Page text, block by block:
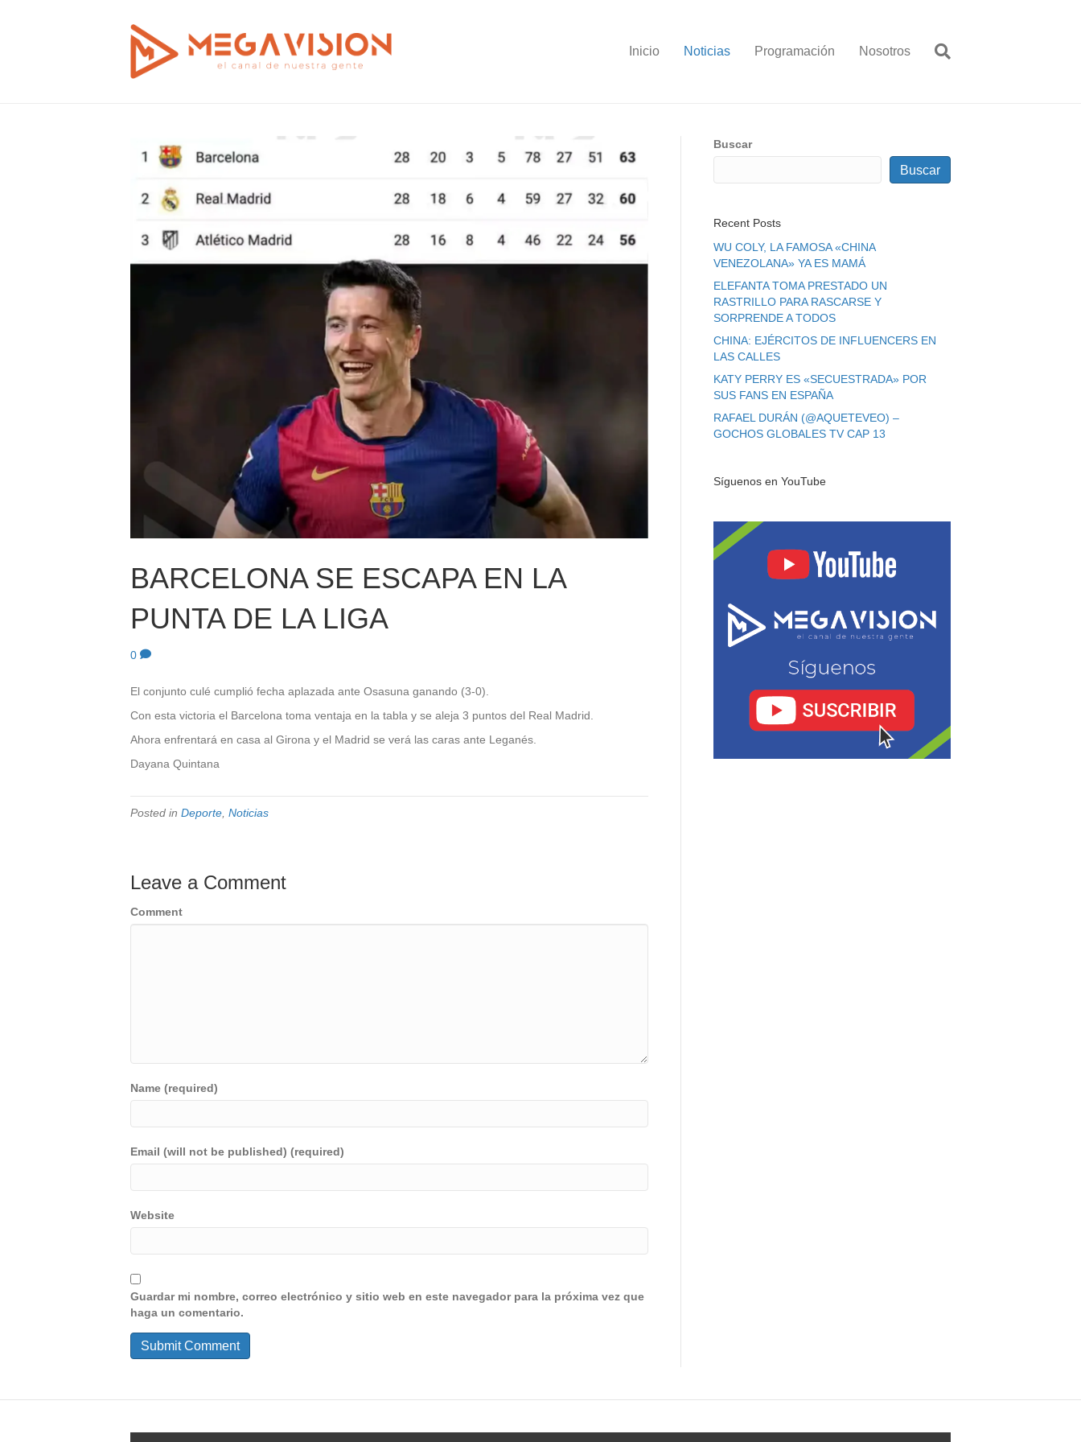
Inicio Noticias Programación Nosotros
BARCELONA SE ESCAPA EN LA
PUNTA DE LA LIGA
0
El conjunto culé cumplió fecha aplazada ante Osasuna ganando (3-0).
Con esta victoria el Barcelona toma ventaja en la tabla y se aleja 3 puntos del Real Madrid.
Ahora enfrentará en casa al Girona y el Madrid se verá las caras ante Leganés.
Dayana Quintana
Posted in Deporte Noticias
Leave a Comment
Comment
Name (required)
Email (will not be published) (required)
Website
Guardar mi nombre, correo electrónico y sitio web en este navegador para la próxima vez que
haga un comentario.
Buscar
Buscar
Recent Posts
WU COLY, LA FAMOSA «CHINA
VENEZOLANA» YA ES MAMÁ
ELEFANTA TOMA PRESTADO UN
RASTRILLO PARA RASCARSE Y
SORPRENDE A TODOS
CHINA: EJÉRCITOS DE INFLUENCERS EN
LAS CALLES
KATY PERRY ES «SECUESTRADA» POR
SUS FANS EN ESPAÑA
RAFAEL DURÁN (@AQUETEVEO) –
GOCHOS GLOBALES TV CAP 13
Síguenos en YouTube